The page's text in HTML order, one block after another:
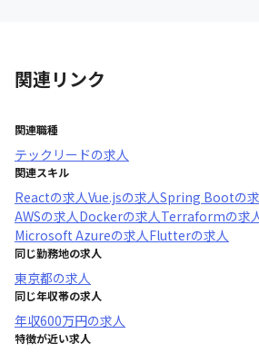
関連リンク
関連職種
テックリードの求人
関連スキル
Reactの求人Vue.jsの求人Spring Bootの
AWSの求人Dockerの求人Terraformの求
Microsoft Azureの求人Flutterの求人
同じ勤務地の求人
東京都の求人
同じ年収帯の求人
年収600万円の求人
特徴が近い求人